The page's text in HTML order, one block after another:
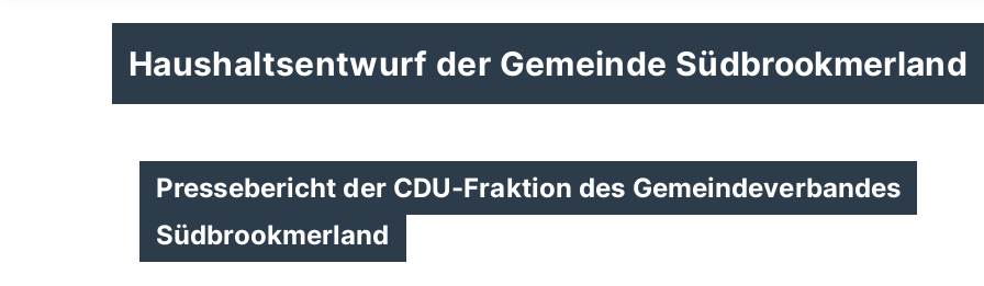
Haushaltsentwurf der Gemeinde Südbrookmerland
Pressebericht der CDU-Fraktion des Gemeindeverbandes
Südbrookmerland